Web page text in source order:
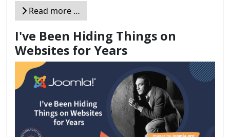
Read more …
I've Been Hiding Things on
Websites for Years